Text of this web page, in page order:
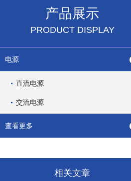
产品展示
PRODUCT DISPLAY
电源
直流电源
交流电源
查看更多
相关文章